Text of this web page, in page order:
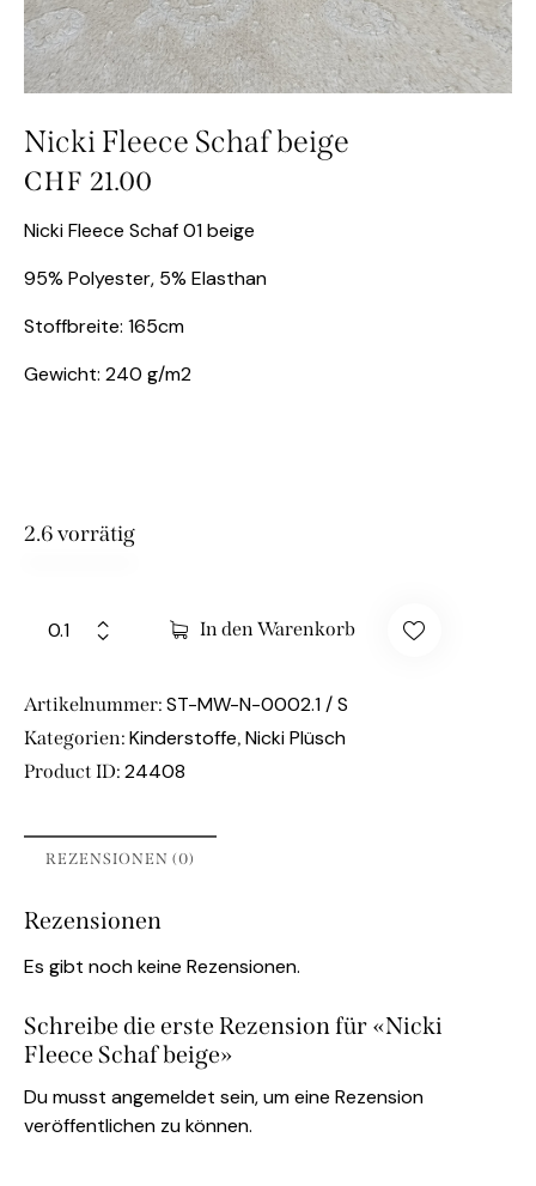
Nicki Fleece Schaf beige
CHF 21.00
Nicki Fleece Schaf 01 beige
95% Polyester, 5% Elasthan
Stoffbreite: 165cm
Gewicht: 240 g/m2
2.6 vorrätig
In den Warenkorb
Artikelnummer: ST-MW-N-0002.1 / S
Kategorien: Kinderstoffe, Nicki Plüsch
Product ID: 24408
REZENSIONEN (0)
Rezensionen
Es gibt noch keine Rezensionen.
Schreibe die erste Rezension für «Nicki
Fleece Schaf beige»
Du musst angemeldet sein, um eine Rezension
veröffentlichen zu können.